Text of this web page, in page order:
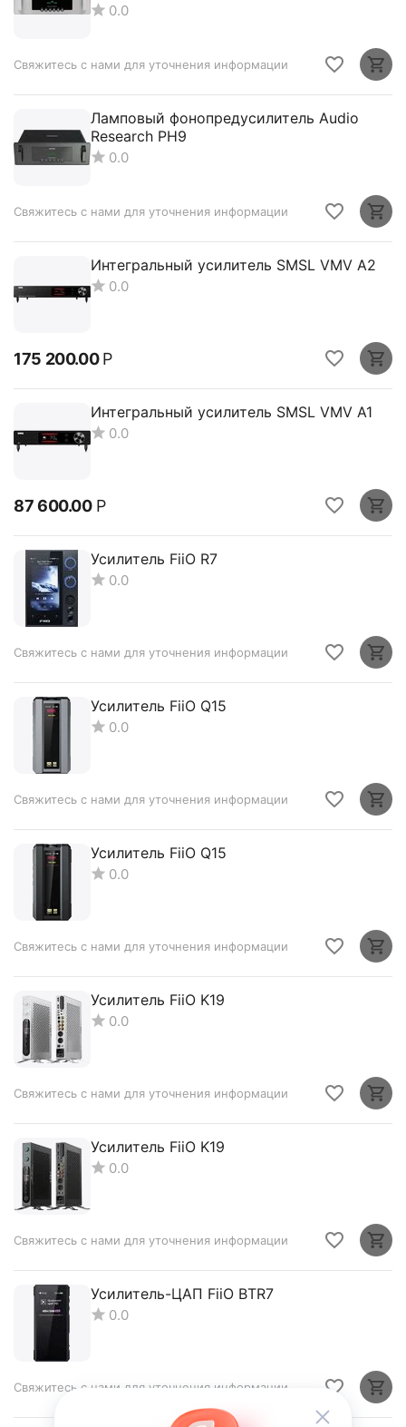
0.0
Свяжитесь с нами для уточнения информации
Ламповый фонопредусилитель Audio
Research PH9
0.0
Свяжитесь с нами для уточнения информации
Интегральный усилитель SMSL VMV A2
0.0
175 200.00 Р
Интегральный усилитель SMSL VMV A1
0.0
87 600.00 Р
Усилитель FiiO R7
0.0
Свяжитесь с нами для уточнения информации
Усилитель FiiO Q15
0.0
Свяжитесь с нами для уточнения информации
Усилитель FiiO Q15
0.0
Свяжитесь с нами для уточнения информации
Усилитель FiiO K19
0.0
Свяжитесь с нами для уточнения информации
Усилитель FiiO K19
0.0
Свяжитесь с нами для уточнения информации
Усилитель-ЦАП FiiO BTR7
0.0
Свяжитесь с нами для уточнения информации